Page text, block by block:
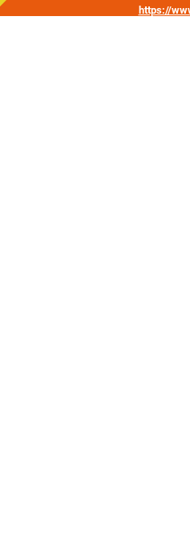
https://